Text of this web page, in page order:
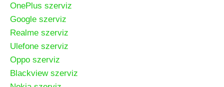
OnePlus szerviz
Google szerviz
Realme szerviz
Ulefone szerviz
Oppo szerviz
Blackview szerviz